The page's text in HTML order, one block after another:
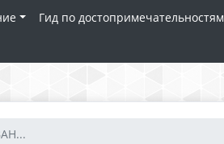
Гид по достопримечательностям